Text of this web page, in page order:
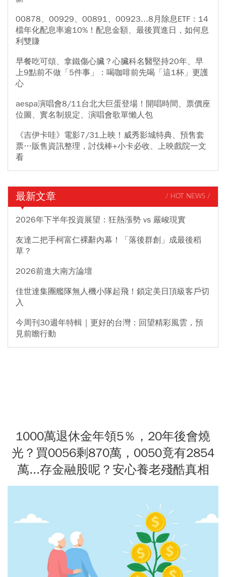
00878、00929、00891、00923...8月除息ETF：14
檔年化配息率逾10%！配息金額、最後買進日，如何息
利雙賺
早餐吃可頌、拿鐵傷心臟？心臟科名醫堅持20年、早
上9點前不做「5件事」：喝咖啡前先喝「這1杯」更護
心
aespa演唱會8/11台北大巨蛋登場！開唱時間、票價座
位圖、實名制規定、演唱會歌單懶人包
《吉伊卡哇》電影7/31上映！威秀影城特典、預售套
票…販售資訊整理，討伐棒+小卡必收、上映戲院一文
看
最新文章 / HOT NEWS /
2026年下半年投資展望：狂熱漲勢 vs 嚴峻現實
友達二把手柯富仁裸辭內幕！「落後群創」成最後稻
草？
2026前進大南方論壇
佳世達集團艦隊無人機小隊起飛！鎖定美日頂級客戶切
入
今周刊30週年特輯｜更好的台灣：回望精彩風雲，預
見前瞻行動
1000萬退休金年領5％，20年後會燒
光？買0056剩870萬，0050竟有2854
萬...存金融股呢？安心養老殘酷真相